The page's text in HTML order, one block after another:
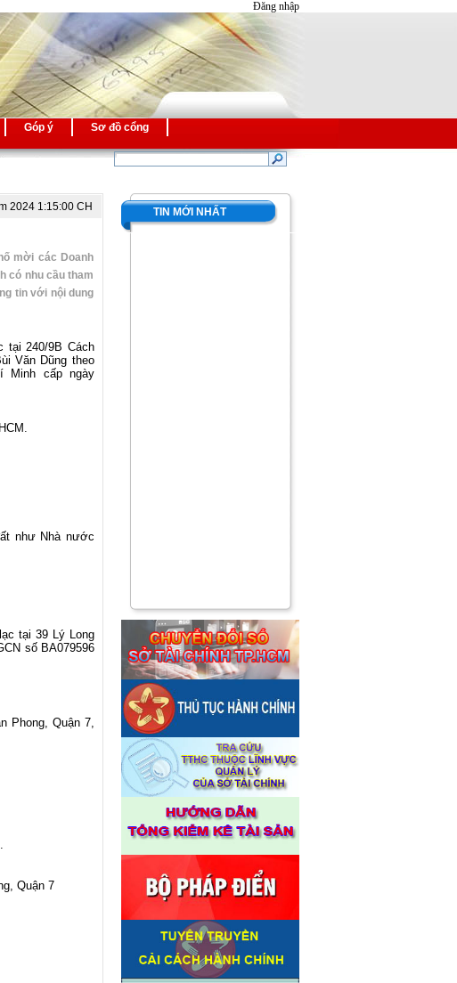
Đăng nhập
Góp ý Sơ đồ cổng
2024 1:15:00 CH
mời các Doanh
có nhu cầu tham
tin với nội dung
tại 240/9B Cách
Văn Dũng theo
Minh cấp ngày
như Nhà nước
tại 39 Lý Long
số BA079596
Phong, Quận 7,
Quận 7
TIN MỚI NHẤT